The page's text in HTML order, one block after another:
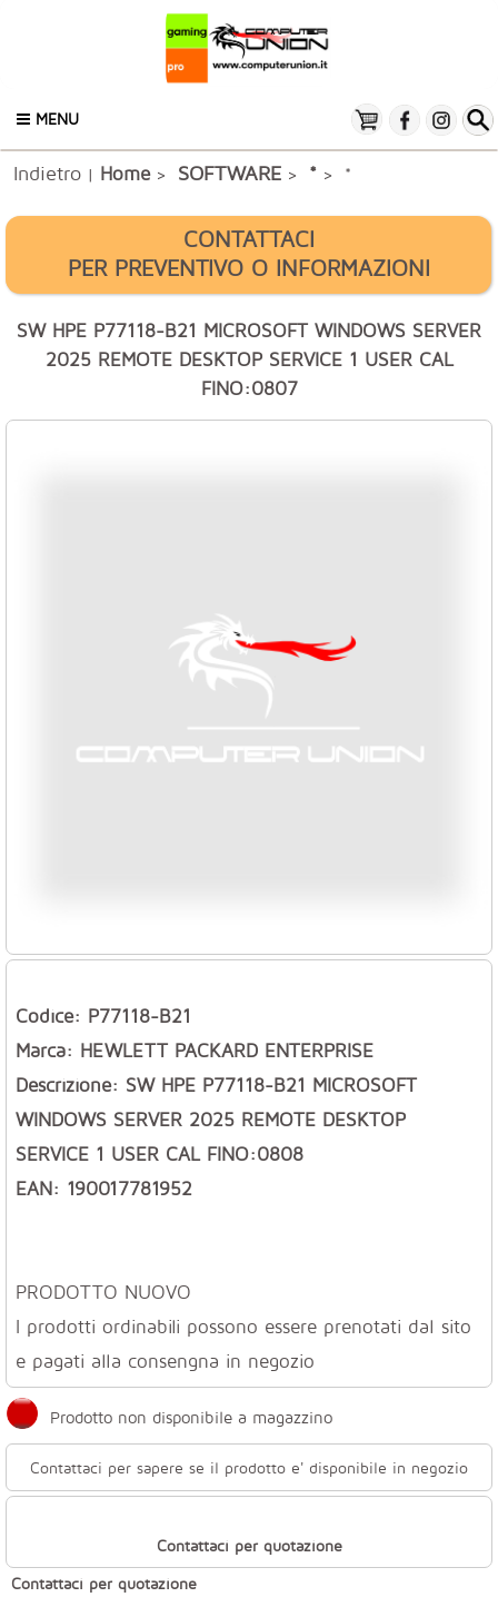
MENU
Indietro | Home> SOFTWARE > * > *
CONTATTACI
PER PREVENTIVO O INFORMAZIONI
SW HPE P77118-B21 MICROSOFT WINDOWS SERVER
2025 REMOTE DESKTOP SERVICE 1 USER CAL
FINO:0807
Codice: P77118-B21
Marca: HEWLETT PACKARD ENTERPRISE
Descrizione: SW HPE P77118-B21 MICROSOFT
WINDOWS SERVER 2025 REMOTE DESKTOP
SERVICE 1 USER CAL FINO:0808
EAN: 190017781952
PRODOTTO NUOVO
I prodotti ordinabili possono essere prenotati dal sito
e pagati alla consengna in negozio
Prodotto non disponibile a magazzino
Contattaci per sapere se il prodotto e' disponibile in negozio
Contattaci per quotazione
Contattaci per quotazione